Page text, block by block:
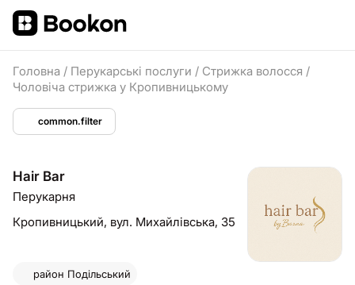
Головна / Перукарські послуги / Стрижка волосся /
Чоловіча стрижка у Кропивницькому
common.filter
Hair Bar
Перукарня
Кропивницький, вул. Михайлівська, 35
район Подільський